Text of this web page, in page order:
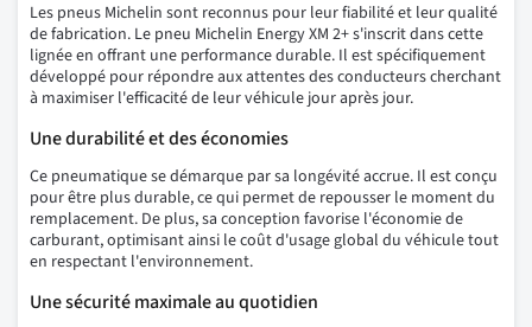
Les pneus Michelin sont reconnus pour leur fiabilité et leur qualité
de fabrication. Le pneu Michelin Energy XM 2+ s'inscrit dans cette
lignée en offrant une performance durable. Il est spécifiquement
développé pour répondre aux attentes des conducteurs cherchant
à maximiser l'efficacité de leur véhicule jour après jour.
Une durabilité et des économies
Ce pneumatique se démarque par sa longévité accrue. Il est conçu
pour être plus durable, ce qui permet de repousser le moment du
remplacement. De plus, sa conception favorise l'économie de
carburant, optimisant ainsi le coût d'usage global du véhicule tout
en respectant l'environnement.
Une sécurité maximale au quotidien